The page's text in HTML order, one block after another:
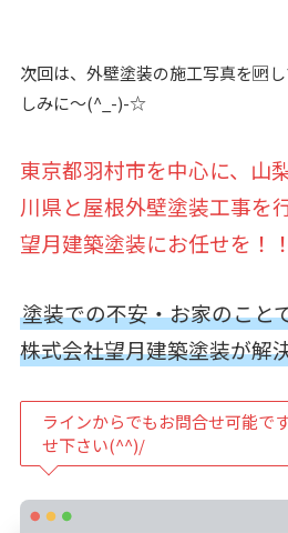
次回は、外壁塗装の施工写真を🆙
しみに～(^_-)-☆
東京都羽村市を中心に、山
川県と屋根外壁塗装工事を
望月建築塗装にお任せを！！
塗装での不安・お家のこと
株式会社望月建築塗装が解
ラインからでもお問合せ可能で
せ下さい(^^)/